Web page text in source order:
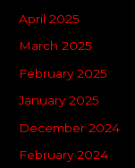
April 2025
March 2025
February 2025
January 2025
December 2024
February 2024